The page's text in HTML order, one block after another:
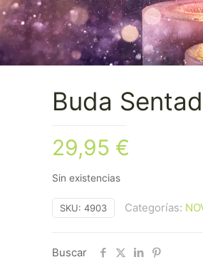
Buda
29,95 €
Sin existencias
SKU: 4903 Categorías:
Buscar